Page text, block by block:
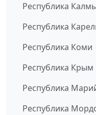
Республика
Республика
Республика Коми
Республика Крым
Республика
Республика